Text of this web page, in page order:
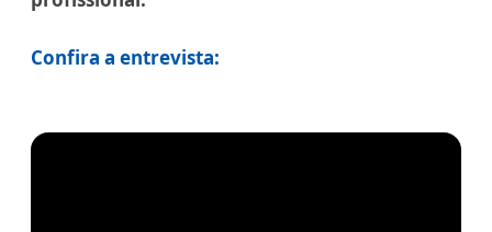
Confira a entrevista: